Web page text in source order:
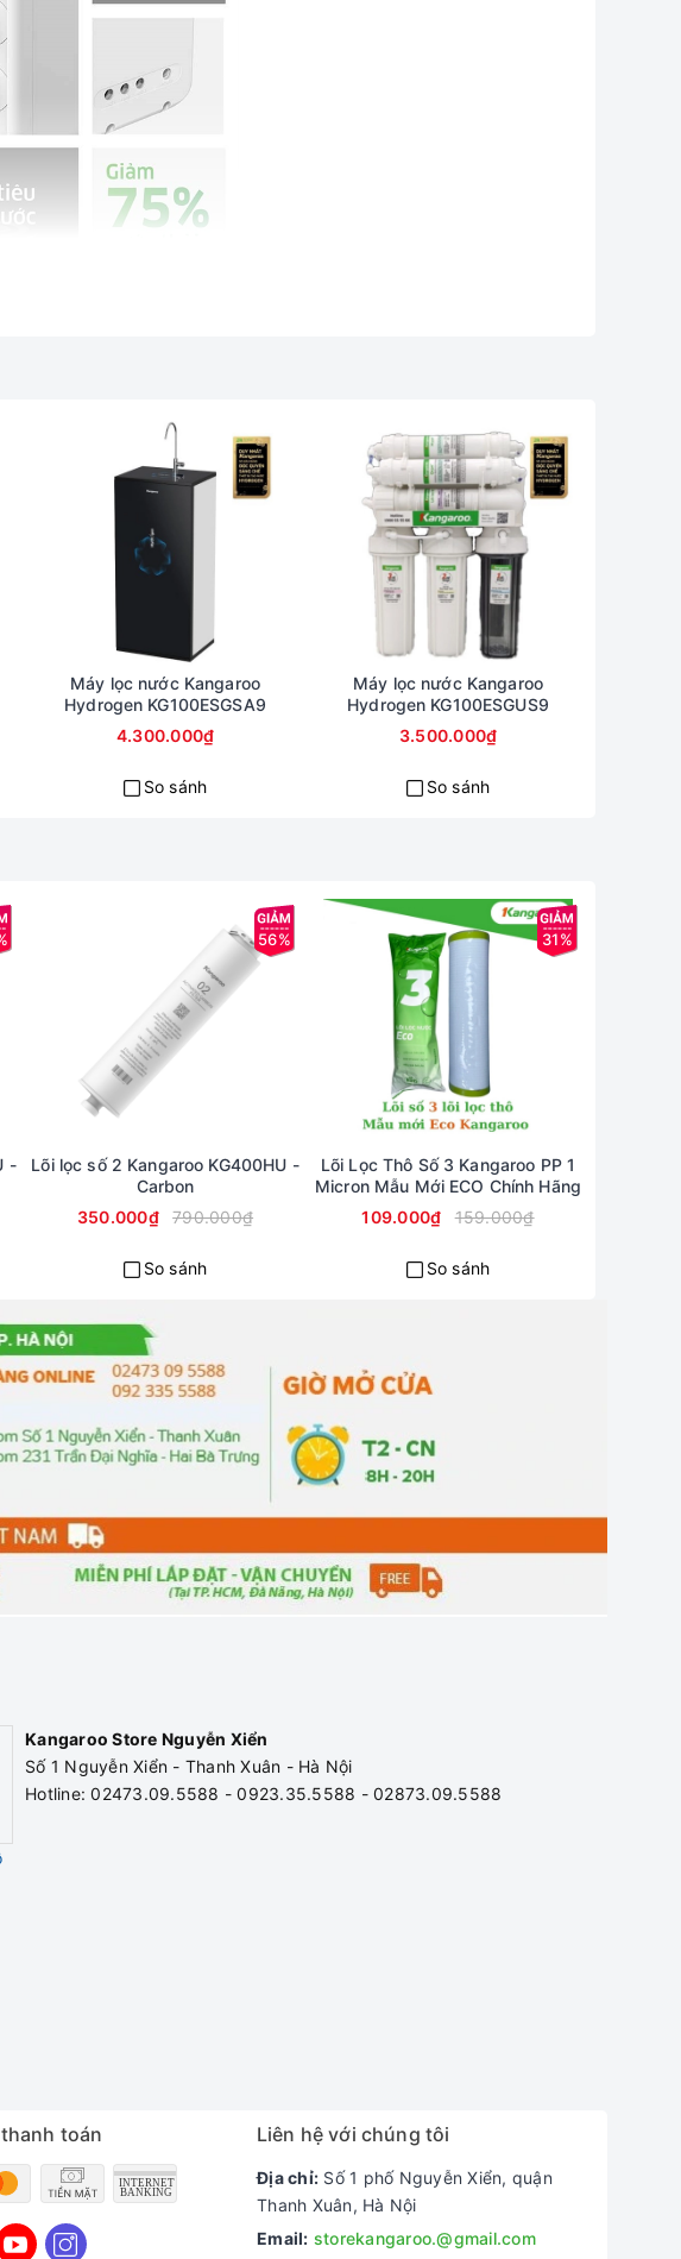
Máy lọc nước Kangaroo
Hydrogen KG100ESGSA9
4.300.000₫
So sánh
Máy lọc nước Kangaroo
Hydrogen KG100ESGUS9
3.500.000₫
So sánh
-
56%
Lõi lọc số 2 Kangaroo KG400HU -
Carbon
350.000₫
790.000₫
So sánh
31%
Lõi Lọc Thô Số 3 Kangaroo PP 1
Micron Mẫu Mới ECO Chính Hãng
109.000₫
159.000₫
So sánh
Kangaroo Store Nguyễn Xiển
Số 1 Nguyễn Xiển - Thanh Xuân - Hà Nội
Hotline: 02473.09.5588 - 0923.35.5588 - 02873.09.5588
toán Liên hệ với chúng tôi
Địa chỉ: Số 1 phố Nguyễn Xiển, quận
Thanh Xuân, Hà Nội
Email: storekangaroo.@gmail.com